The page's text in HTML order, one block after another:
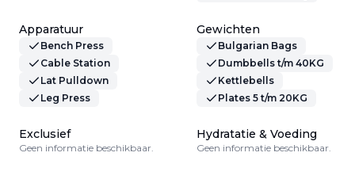
Apparatuur
Bench Press
Cable Station
Lat Pulldown
Leg Press
Gewichten
Bulgarian Bags
Dumbbells t/m 40KG
Kettlebells
Plates 5 t/m 20KG
Exclusief
Geen informatie beschikbaar.
Hydratatie & Voeding
Geen informatie beschikbaar.